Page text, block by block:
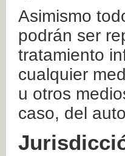
Asimismo
podrán ser
tratamiento
cualquier
u otros
caso, del